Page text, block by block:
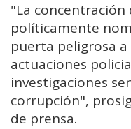
"La
políticamente
puerta peligrosa
actuaciones
investigaciones
corrupción",
de prensa.